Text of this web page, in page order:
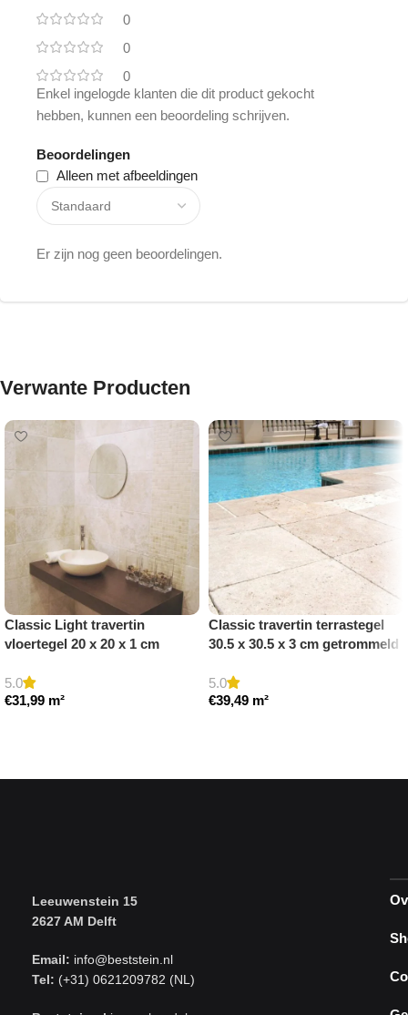
0
0
0
Beoordelingen
Alleen met afbeeldingen
Er zijn nog geen beoordelingen.
Enkel ingelogde klanten die dit product gekocht
hebben, kunnen een beoordeling schrijven.
Verwante Producten
Classic Light travertin
vloertegel 20 x 20 x 1 cm
5.0
€31,99 m²
Classic travertin terrastegel
30.5 x 30.5 x 3 cm getrommeld
5.0
€39,49 m²
Leeuwenstein 15
2627 AM Delft
Email: info@beststein.nl
Tel: (+31) 0621209782 (NL)